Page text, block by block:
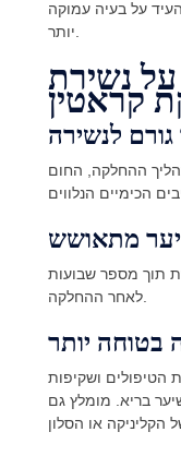
על בעיה עמוקה
יותר.
נשירת
קראטין
לנשירה
ההחלקה, החום
מתאושש
תוך מספר שבועות
לאחר ההחלקה.
בטוחה יותר
הטיפולים ושקיפות
בריא. מומלץ גם